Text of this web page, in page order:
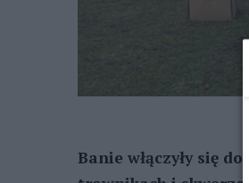
Banie włączyły się